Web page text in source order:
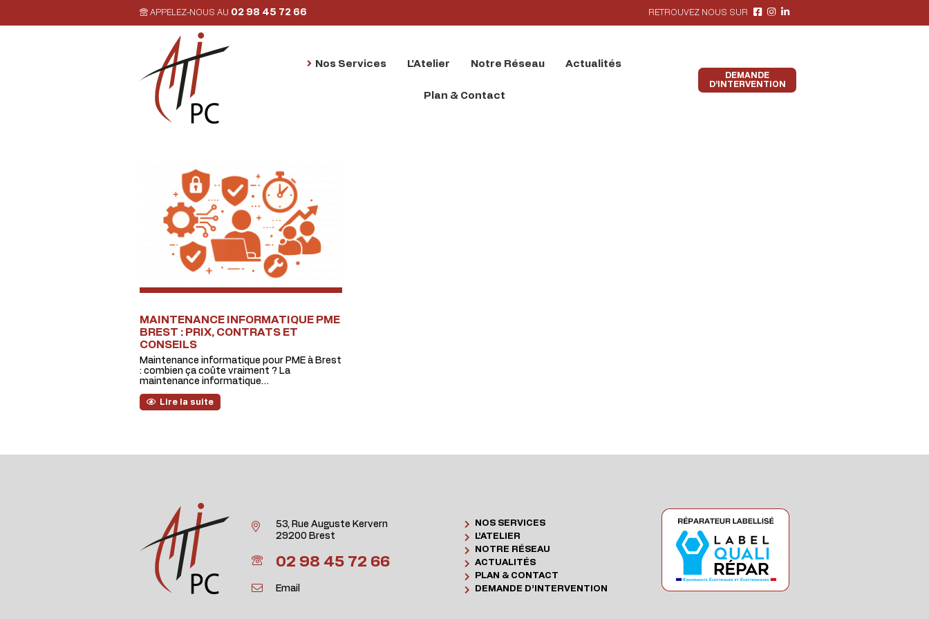
APPELEZ-NOUS AU 02 98 45 72 66 RETROUVEZ NOUS SUR
Nos Services L’Atelier Notre Réseau Actualités
Plan & Contact
DEMANDE
D’INTERVENTION
MAINTENANCE INFORMATIQUE PME
BREST : PRIX, CONTRATS ET
CONSEILS
Maintenance informatique pour PME à Brest
: combien ça coûte vraiment ? La
maintenance informatique…
Lire la suite
53, Rue Auguste Kervern
29200 Brest
02 98 45 72 66
Email
NOS SERVICES
L’ATELIER
NOTRE RÉSEAU
ACTUALITÉS
PLAN & CONTACT
DEMANDE D’INTERVENTION